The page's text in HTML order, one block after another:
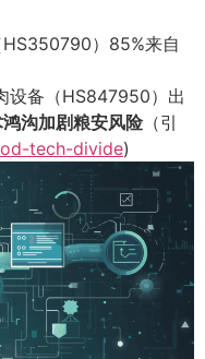
HS350790）85%来自
设备（HS847950）出
沟加剧粮安风险（引
tech-divide)